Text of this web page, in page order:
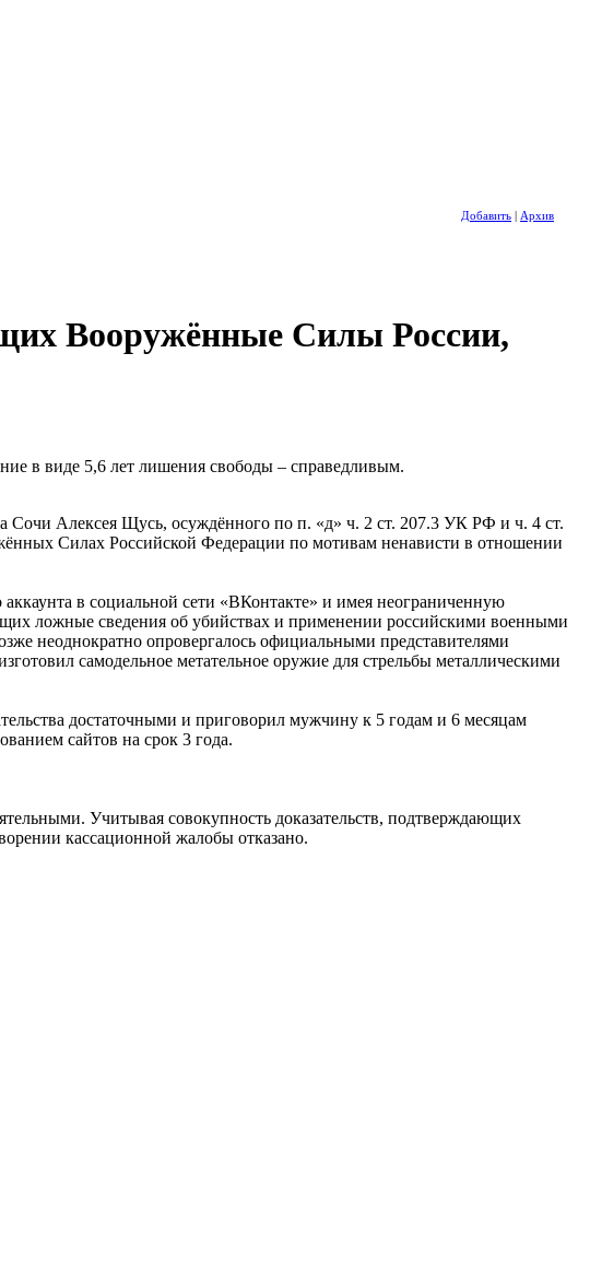
Добавить | Архив
Вооружённые Силы России,
в виде 5,6 лет лишения свободы – справедливым.
Алексея Щусь, осуждённого по п. «д» ч. 2 ст. 207.3 УК РФ и ч. 4 ст.
Силах Российской Федерации по мотивам ненависти в отношении
в социальной сети «ВКонтакте» и имея неограниченную
ложные сведения об убийствах и применении российскими военными
неоднократно опровергалось официальными представителями
самодельное метательное оружие для стрельбы металлическими
достаточными и приговорил мужчину к 5 годам и 6 месяцам
сайтов на срок 3 года.
Учитывая совокупность доказательств, подтверждающих
кассационной жалобы отказано.